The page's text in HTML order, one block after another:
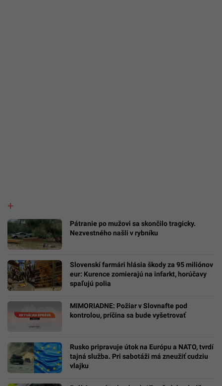
Pátranie po mužovi sa skončilo tragicky.
Nezvestného našli v rybníku
Slovenskí farmári hlásia škody za 95 miliónov
eur: Kurence zomierajú na infarkt, horúčavy
spaľujú polia
MIMORIADNE: Požiar v Slovnafte pod
kontrolou, príčina sa bude vyšetrovať
Rusko pripravuje útok na Európu a NATO, tvrdí
tajná služba. Pri sabotáži má zneužiť cudziu
vlajku